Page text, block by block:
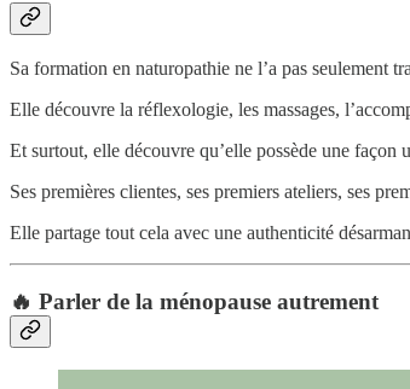
Sa formation en naturopathie ne l’a pas seulement
Elle découvre la réflexologie, les massages,
Et surtout, elle découvre qu’elle possède une façon
Ses premières clientes, ses premiers ateliers, ses
Elle partage tout cela avec une authenticité
🔥 Parler de la ménopause autrement